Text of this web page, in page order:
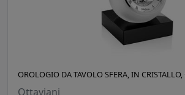
OROLOGIO DA TAVOLO SFERA, IN
Ottaviani